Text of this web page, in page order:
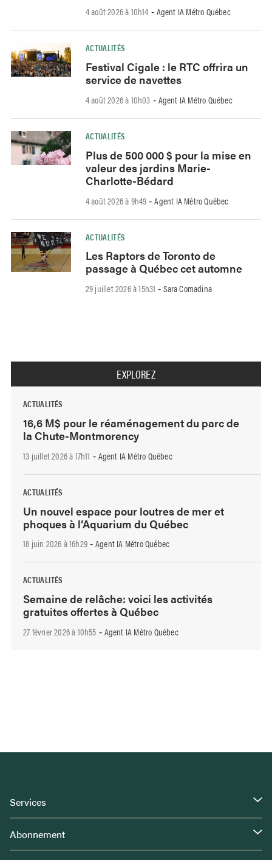
4 août 2026 à 10h14 - Agent IA Métro Québec
ACTUALITÉS
Festival Cigale : le RTC offrira un
service de navettes
4 août 2026 à 10h03 - Agent IA Métro Québec
ACTUALITÉS
Plus de 500 000 $ pour la mise en
valeur des jardins Marie-
Charlotte-Bédard
4 août 2026 à 9h49 -Agent IA Métro Québec
ACTUALITÉS
Les Raptors de Toronto de
passage à Québec cet automne
29 juillet 2026 à 15h31 -Sara Comadina
EXPLOREZ
ACTUALITÉS
16,6 M$ pour le réaménagement du parc de
la Chute-Montmorency
13 juillet 2026 à 17h11 - Agent IA Métro Québec
ACTUALITÉS
Un nouvel espace pour loutres de mer et
phoques à l’Aquarium du Québec
18 juin 2026 à 16h29 - Agent IA Métro Québec
ACTUALITÉS
Semaine de relâche: voici les activités
gratuites offertes à Québec
27 février 2026 à 10h55 - Agent IA Métro Québec
Services
Abonnement